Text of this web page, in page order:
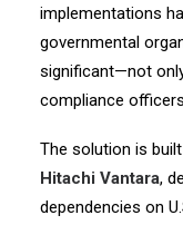
implementations
governmental
significant—not
compliance
The solution is
Hitachi Vantara,
dependencies on